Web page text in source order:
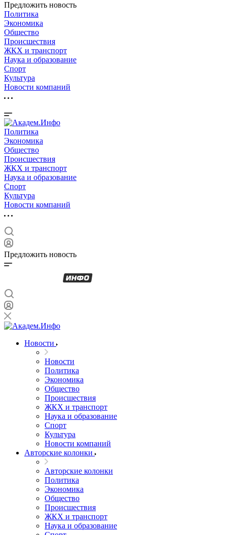
Предложить новость
Политика
Экономика
Общество
Происшествия
ЖКХ и транспорт
Наука и образование
Спорт
Культура
Новости компаний
Политика
Экономика
Общество
Происшествия
ЖКХ и транспорт
Наука и образование
Спорт
Культура
Новости компаний
Предложить новость
Новости
Новости
Политика
Экономика
Общество
Происшествия
ЖКХ и транспорт
Наука и образование
Спорт
Культура
Новости компаний
Авторские колонки
Авторские колонки
Политика
Экономика
Общество
Происшествия
ЖКХ и транспорт
Наука и образование